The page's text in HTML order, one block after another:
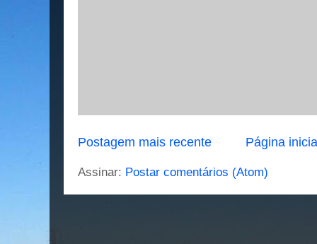
Postagem mais recente Página
Assinar: Postar comentários (Atom)